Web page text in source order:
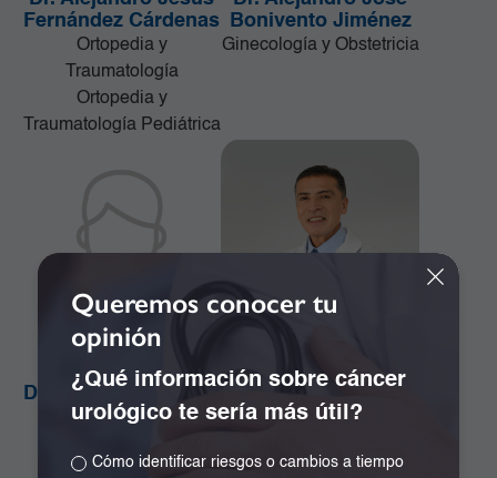
Fernández Cárdenas
Ortopedia y
Traumatología
Ortopedia y
Traumatología Pediátrica
Bonivento Jiménez
Ginecología y Obstetricia
Dr. Alejandro Orozco
Plazas
Tumores de Tejidos
Girón
Neurocirugía
Queremos conocer tu
opinión
¿Qué información sobre cáncer
urológico te sería más útil?
Cómo identificar riesgos o cambios a tiempo